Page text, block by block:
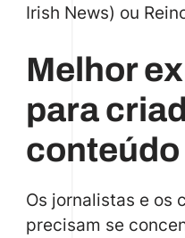
Irish News) ou
Melhor
para
conteúdo
Os jornalistas e os
precisam se